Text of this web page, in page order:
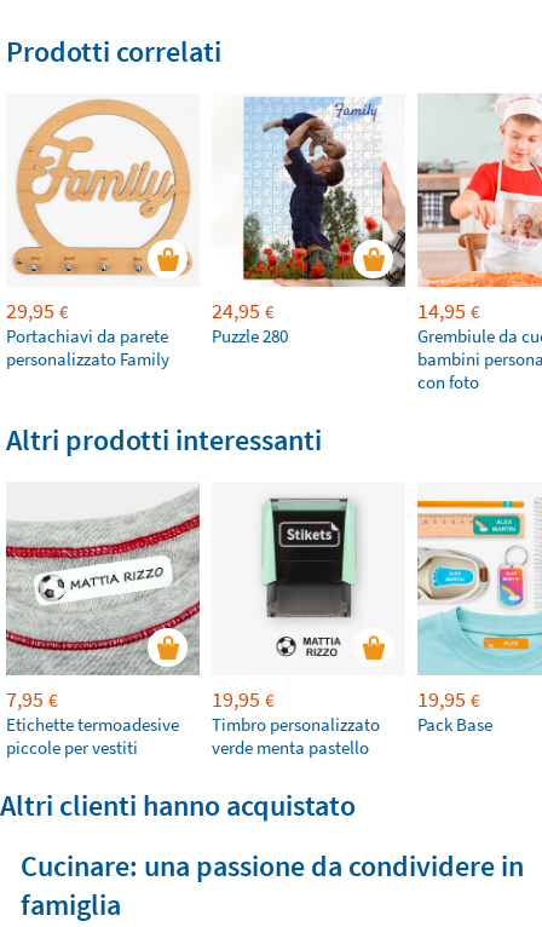
Prodotti correlati
29,95 €
Portachiavi da parete
personalizzato Family
24,95 €
Puzzle 280
14,95 €
Grembiule da
bambini
con foto
Altri prodotti interessanti
7,95 €
Etichette termoadesive
piccole per vestiti
19,95 €
Timbro personalizzato
verde menta pastello
19,95 €
Pack Base
Altri clienti hanno acquistato